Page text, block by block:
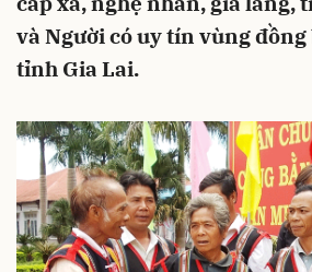
và Người có uy tín vùng đồng
tỉnh Gia Lai.